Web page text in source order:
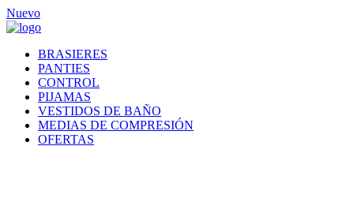
Ir
al
Nuevo
BRASIERES
PANTIES
CONTROL
PIJAMAS
VESTIDOS DE BAÑO
MEDIAS DE COMPRESIÓN
OFERTAS